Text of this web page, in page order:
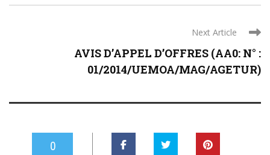
Next Article
AVIS D’APPEL D’OFFRES (AA0: N° :
01/2014/UEMOA/MAG/AGETUR)
0